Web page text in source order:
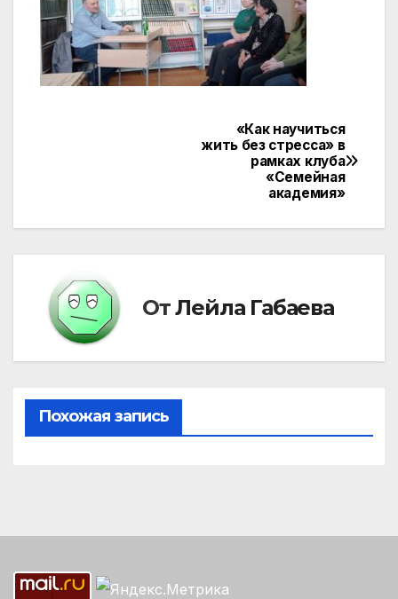
«Как научиться
жить без стресса» в
рамках клуба
«Семейная
академия»
ОтЛейла Габаева
Похожая запись